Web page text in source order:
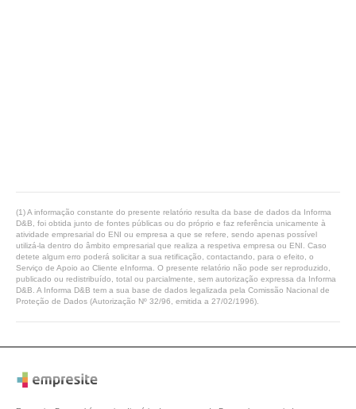
(1) A informação constante do presente relatório resulta da base de dados da Informa
D&B, foi obtida junto de fontes públicas ou do próprio e faz referência unicamente à
atividade empresarial do ENI ou empresa a que se refere, sendo apenas possível
utilizá-la dentro do âmbito empresarial que realiza a respetiva empresa ou ENI. Caso
detete algum erro poderá solicitar a sua retificação, contactando, para o efeito, o
Serviço de Apoio ao Cliente eInforma. O presente relatório não pode ser reproduzido,
publicado ou redistribuído, total ou parcialmente, sem autorização expressa da Informa
D&B. A Informa D&B tem a sua base de dados legalizada pela Comissão Nacional de
Proteção de Dados (Autorização Nº 32/96, emitida a 27/02/1996).